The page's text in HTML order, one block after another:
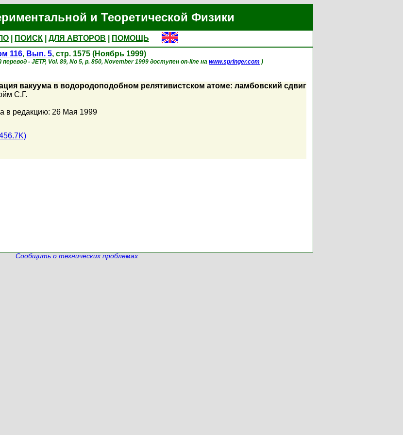
и Теоретической Физики
ПОИСК ДЛЯ АВТОРОВ
ПОМОЩЬ
116, Вып. 5, стр. 1575 (Ноябрь 1999)
перевод - JETP, Vol. 89, No 5, p. 850, November 1999 доступен on-line на www.springer.com )
вакуума в водородоподобном релятивистском атоме: ламбовский сдвиг
С.Г.
в редакцию: 26 Мая 1999
Сообщить о технических проблемах